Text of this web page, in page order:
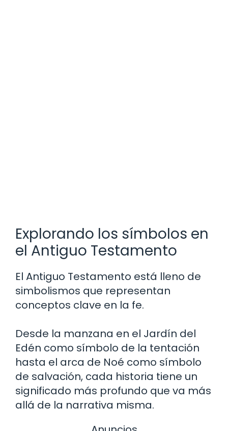
Explorando los símbolos en
el Antiguo Testamento
El Antiguo Testamento está lleno de
simbolismos que representan
conceptos clave en la fe.
Desde la manzana en el Jardín del
Edén como símbolo de la tentación
hasta el arca de Noé como símbolo
de salvación, cada historia tiene un
significado más profundo que va más
allá de la narrativa misma.